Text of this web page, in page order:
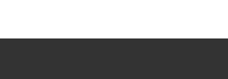
€79,95.€30,00.